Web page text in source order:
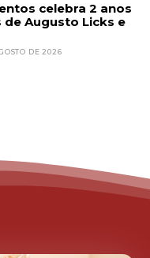
celebra 2 anos
de Augusto Licks e
DE 2026